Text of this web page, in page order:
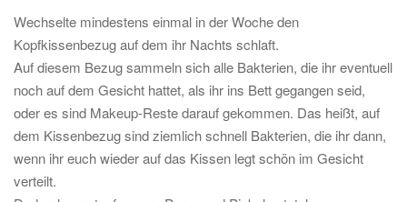
Wechselte mindestens einmal in der Woche den
Kopfkissenbezug auf dem ihr Nachts schlaft.
Auf diesem Bezug sammeln sich alle Bakterien, die ihr eventuell
noch auf dem Gesicht hattet, als ihr ins Bett gegangen seid,
oder es sind Makeup-Reste darauf gekommen. Das heißt, auf
dem Kissenbezug sind ziemlich schnell Bakterien, die ihr dann,
wenn ihr euch wieder auf das Kissen legt schön im Gesicht
verteilt.